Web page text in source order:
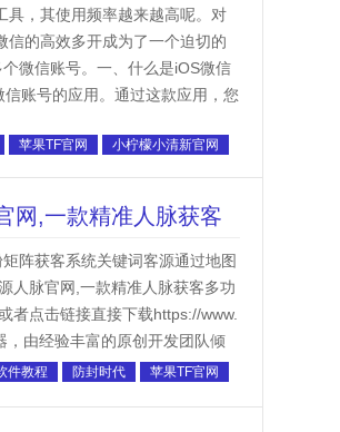
具，其使用频率越来越高呢。对
信的高效多开成为了一个迫切的
微信账号。一、什么是iOS微信
账号的应用。通过这款应用，您
...
苹果TF官网 小柠檬小清新官网
网,一款精准人脉获客
阵获客系统关键词客源通过地图
人脉官网,一款精准人脉获客多功
者点击链接直接下载https://www.
由经验丰富的原创开发团队倾
件教程 防封时代 苹果TF官网